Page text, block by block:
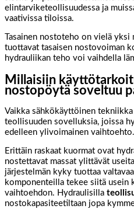
elintarviketeollisuudessa ja
vaativissa tiloissa.
Tasainen nostoteho on vielä
tuottavat tasaisen nostovoiman
hydrauliikan teho voi vaihdella
Millaisiin
nostopöytä soveltuu
Vaikka sähkökäyttöinen
teollisuuden sovelluksia, joissa
edelleen ylivoimainen vaihtoehto.
Erittäin raskaat kuormat ovat
nostettavat massat ylittävät
järjestelmän kyky tuottaa
komponenteilla tekee siitä usein
vaihtoehdon. Hydraulisilla
nostokapasiteetiltaan jopa